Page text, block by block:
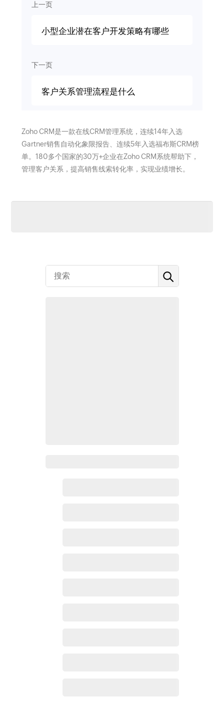
上一页
小型企业潜在客户开发策略有哪些
下一页
客户关系管理流程是什么
Zoho CRM是一款在线CRM管理系统，连续14年入选
Gartner销售自动化象限报告、连续5年入选福布斯CRM榜
单。180多个国家的30万+企业在Zoho CRM系统帮助下，
管理客户关系，提高销售线索转化率，实现业绩增长。